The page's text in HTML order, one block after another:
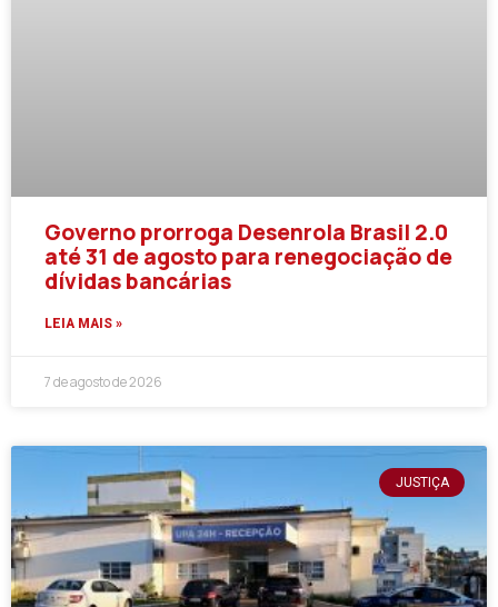
Governo prorroga Desenrola Brasil 2.0
até 31 de agosto para renegociação de
dívidas bancárias
LEIA MAIS »
7 de agosto de 2026
JUSTIÇA